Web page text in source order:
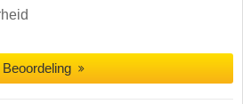
Beoordeling